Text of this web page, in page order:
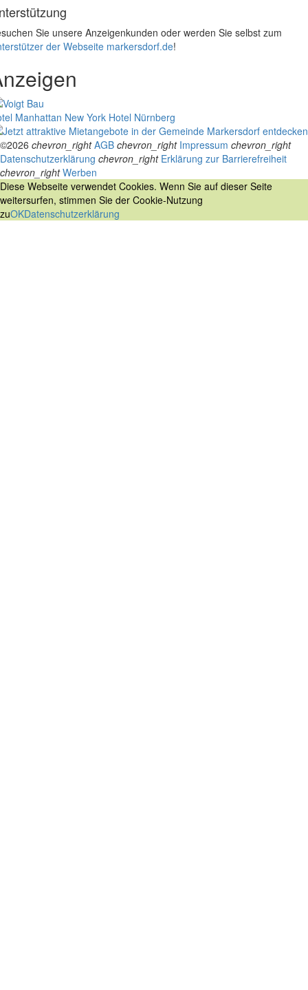
Sie unsere Anzeigenkunden oder werden Sie selbst zum
der Webseite markersdorf.de!
Manhattan New York Hotel Nürnberg
©2026 chevron_right AGB chevron_right Impressum chevron_right
Datenschutzerklärung chevron_right Erklärung zur Barrierefreiheit
chevron_right Werben
Diese Webseite verwendet Cookies. Wenn Sie auf dieser Seite
weitersurfen, stimmen Sie der Cookie-Nutzung
zuOKDatenschutzerklärung